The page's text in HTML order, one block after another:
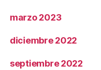
marzo 2023
diciembre 2022
septiembre 2022